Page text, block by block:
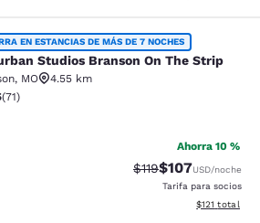
Branson On The
EN ESTANCIAS DE MÁS DE 7 NOCHES
Studios Branson On The Strip
, MO
4.55 km
de 3.52 estrellas. Bueno. 71 reseñas
(71)
Ahorra 10 %
Precio tachado:
$119Precio con
$107USD/noche
Tarifa para socios
Ver detalles
$121 total